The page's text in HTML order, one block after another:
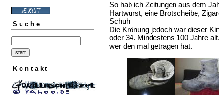
Suche
Kontakt
So hab ich Zeitungen aus dem
Hartwurst, eine Brotscheibe,
Schuh.
Die Krönung jedoch war dieser
oder 34. Mindestens 100 Jahre
wer den mal getragen hat.